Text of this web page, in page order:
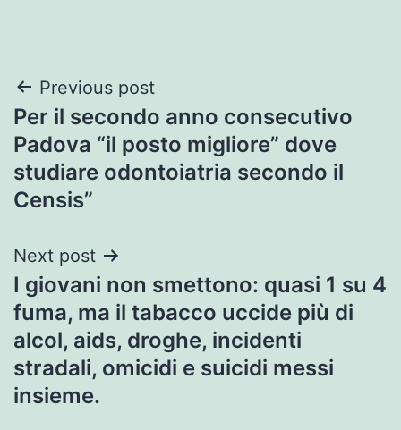
Post
navigation
Previous post
Per il secondo anno consecutivo
Padova “il posto migliore” dove
studiare odontoiatria secondo il
Censis”
Next post
I giovani non smettono: quasi 1 su 4
fuma, ma il tabacco uccide più di
alcol, aids, droghe, incidenti
stradali, omicidi e suicidi messi
insieme.